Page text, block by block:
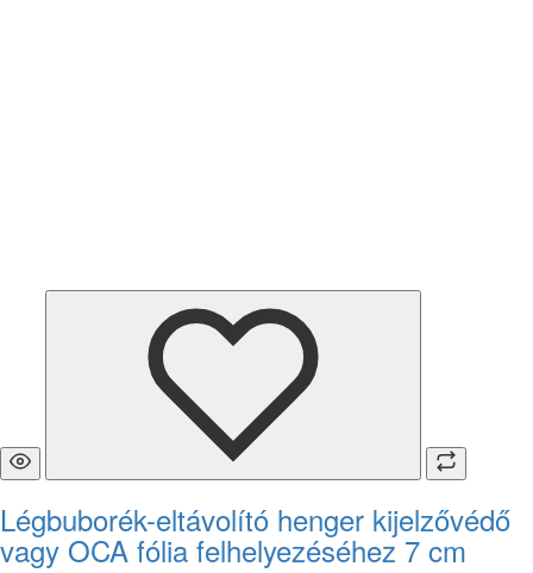
Légbuborék-eltávolító henger kijelzővédő
vagy OCA fólia felhelyezéséhez 7 cm